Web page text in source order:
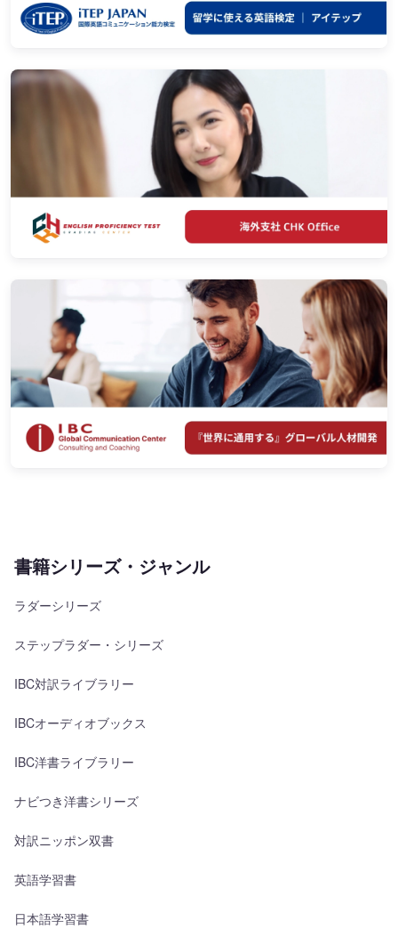
書籍シリーズ・ジャンル
ラダーシリーズ
ステップラダー・シリーズ
IBC対訳ライブラリー
IBCオーディオブックス
IBC洋書ライブラリー
ナビつき洋書シリーズ
対訳ニッポン双書
英語学習書
日本語学習書